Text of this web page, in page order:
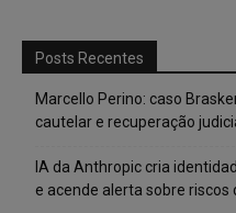
Posts Recentes
Marcello Perino: caso
cautelar e recuperação
IA da Anthropic cria
e acende alerta sobre riscos